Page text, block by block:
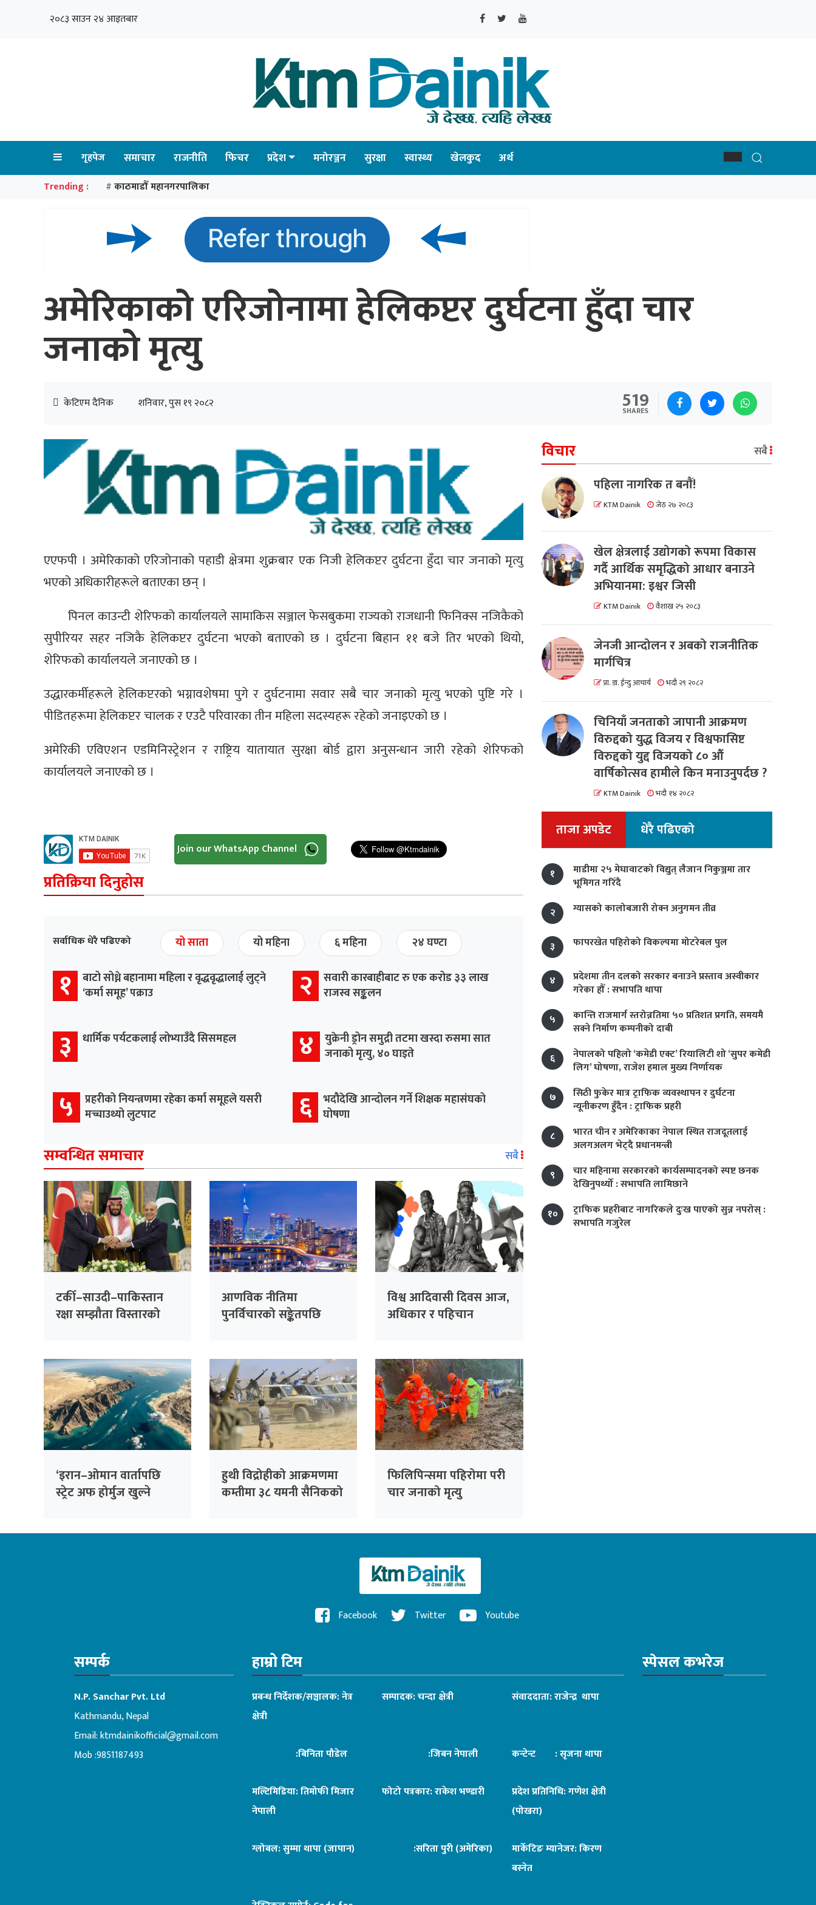
२०८३ साउन २४ आइतबार
गृहपेज समाचार राजनीति फिचर प्रदेश मनोरञ्जन सुरक्षा स्वास्थ्य खेलकुद अर्थ
Trending : # काठमाडौँ महानगरपालिका
अमेरिकाको एरिजोनामा हेलिकप्टर दुर्घटना हुँदा चार
जनाको मृत्यु
केटिएम दैनिक शनिवार, पुस १९ २०८२ 519
SHARES
एएफपी । अमेरिकाको एरिजोनाको पहाडी क्षेत्रमा शुक्रबार एक निजी हेलिकप्टर दुर्घटना हुँदा चार जनाको मृत्यु
भएको अधिकारीहरूले बताएका छन् ।
पिनल काउन्टी शेरिफको कार्यालयले सामाकिस सञ्जाल फेसबुकमा राज्यको राजधानी फिनिक्स नजिकैको
सुपीरियर सहर नजिकै हेलिकप्टर दुर्घटना भएको बताएको छ । दुर्घटना बिहान ११ बजे तिर भएको थियो,
शेरिफको कार्यालयले जनाएको छ ।
उद्धारकर्मीहरूले हेलिकप्टरको भग्नावशेषमा पुगे र दुर्घटनामा सवार सबै चार जनाको मृत्यु भएको पुष्टि गरे ।
पीडितहरूमा हेलिकप्टर चालक र एउटै परिवारका तीन महिला सदस्यहरू रहेको जनाइएको छ ।
अमेरिकी एविएशन एडमिनिस्ट्रेशन र राष्ट्रिय यातायात सुरक्षा बोर्ड द्वारा अनुसन्धान जारी रहेको शेरिफको
कार्यालयले जनाएको छ ।
Join our WhatsApp Channel
प्रतिक्रिया दिनुहोस
सर्वाधिक धेरै पढिएको यो साता यो महिना ६ महिना २४ घण्टा
१
बाटो सोध्ने बहानामा महिला र वृद्धवृद्धालाई लुट्ने
‘कर्मा समूह’ पक्राउ
२
सवारी कारबाहीबाट रु एक करोड ३३ लाख
राजस्व सङ्कलन
३ धार्मिक पर्यटकलाई लोभ्याउँदै सिसमहल ४
युक्रेनी ड्रोन समुद्री तटमा खस्दा रुसमा सात
जनाको मृत्यु, ४० घाइते
५
प्रहरीको नियन्त्रणमा रहेका कर्मा समूहले यसरी
मच्चाउथ्यो लुटपाट
६ भदौदेखि आन्दोलन गर्ने शिक्षक महासंघको
घोषणा
सम्वन्धित समाचार सबै
टर्की–साउदी–पाकिस्तान
रक्षा सम्झौता विस्तारको
आणविक नीतिमा
पुनर्विचारको सङ्केतपछि
विश्व आदिवासी दिवस आज,
अधिकार र पहिचान
‘इरान–ओमान वार्तापछि
स्ट्रेट अफ होर्मुज खुल्ने
हुथी विद्रोहीको आक्रमणमा
कम्तीमा ३८ यमनी सैनिकको
फिलिपिन्समा पहिरोमा परी
चार जनाको मृत्यु
विचार सबै
पहिला नागरिक त बनाैं!
KTM Dainik जेठ २७ २०८३
खेल क्षेत्रलाई उद्योगको रूपमा विकास
गर्दै आर्थिक समृद्धिको आधार बनाउने
अभियानमा: इश्वर जिसी
KTM Dainik वैशाख २५ २०८३
जेनजी आन्दोलन र अबको राजनीतिक
मार्गचित्र
प्रा. डा. ईन्दु आचार्य भदौ २९ २०८२
चिनियाँ जनताको जापानी आक्रमण
विरुद्दको युद्ध विजय र विश्वफासिष्ट
विरुद्दको युद्द विजयको ८० औं
वार्षिकोत्सव हामीले किन मनाउनुपर्दछ ?
KTM Dainik भदौ १४ २०८२
ताजा अपडेट धेरै पढिएको
१
माडीमा २५ मेघावाटको विद्युत् लैजान निकुञ्जमा तार
भूमिगत गरिँदै
२
ग्यासको कालोबजारी रोक्न अनुगमन तीव्र
३ फापरखेत पहिरोको विकल्पमा मोटरेबल पुल
४
प्रदेशमा तीन दलको सरकार बनाउने प्रस्ताव अस्वीकार
गरेका हौँ : सभापति थापा
५
कान्ति राजमार्ग स्तरोन्नतिमा ५० प्रतिशत प्रगति, समयमै
सक्ने निर्माण कम्पनीको दाबी
६
नेपालको पहिलो ‘कमेडी एक्ट’ रियालिटी शो ‘सुपर कमेडी
लिग’ घोषणा, राजेश हमाल मुख्य निर्णायक
७
सिठी फुकेर मात्र ट्राफिक व्यवस्थापन र दुर्घटना
न्यूनीकरण हुँदैन : ट्राफिक प्रहरी
८
भारत चीन र अमेरिकाका नेपाल स्थित राजदूतलाई
अलगअलग भेट्दै प्रधानमन्त्री
९
चार महिनामा सरकारको कार्यसम्पादनको स्पष्ट छनक
देखिनुपर्थ्यो : सभापति लामिछाने
१०
ट्राफिक प्रहरीबाट नागरिकले दुःख पाएको सुन्न नपरोस् :
सभापति गजुरेल
Facebook Twitter Youtube
सम्पर्क
N.P. Sanchar Pvt. Ltd
Kathmandu, Nepal
Email:ktmdainikofficial@gmail.com
Mob :9851187493
हाम्रो टिम
प्रबन्ध निर्देशक/सञ्चालक: नेत्र
क्षेत्री
सम्पादक: चन्दा क्षेत्री संवाददाता: राजेन्द्र थापा
:बिनिता पौडेल :जिबन नेपाली कन्टेन्ट : सृजना थापा
मल्टिमिडिया: तिमोफी मिजार
नेपाली
फोटो पत्रकार: राकेश भण्डारी
प्रदेश प्रतिनिधि: गणेश क्षेत्री
(पोखरा)
ग्लोबल: सुम्मा थापा (जापान) :सरिता पुरी (अमेरिका)
मार्केटिङ म्यानेजर: किरण
बस्नेत
स्पेसल कभरेज